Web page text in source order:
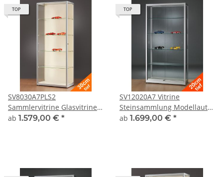
TOP
SV8030A7PLS2
Sammlervitrine Glasvitrine
für Modellautos mit
abschließbar
ab 1.579,00 € *
TOP
SV12020A7 Vitrine
Steinsammlung Modellautos
und Figuren abschließbar
ab 1.699,00 € *